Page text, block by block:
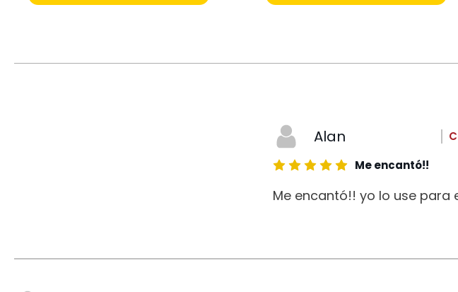
Alan
Me encantó!!
Me encantó!! yo lo use